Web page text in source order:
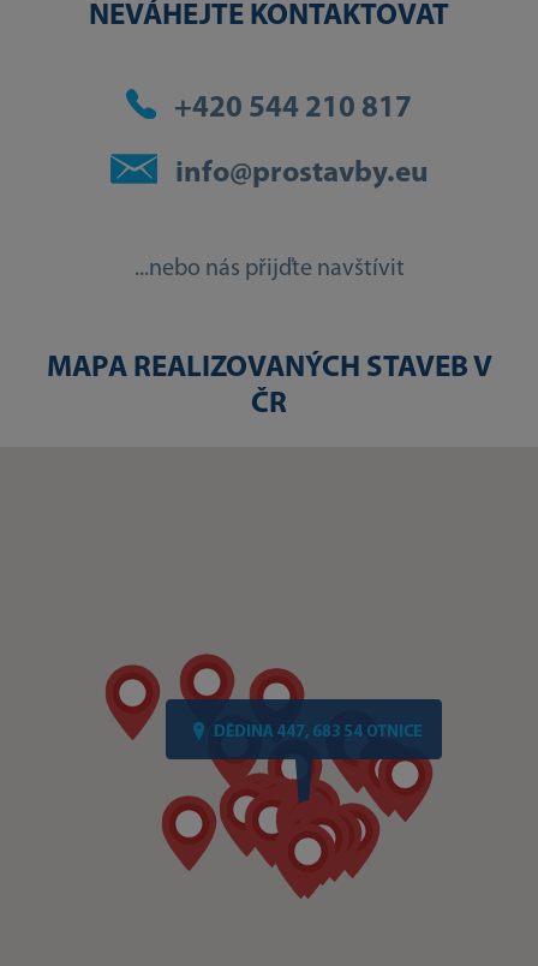
NEVÁHEJTE KONTAKTOVAT
+420 544 210 817
info@prostavby.eu
...nebo nás přijďte navštívit
MAPA REALIZOVANÝCH STAVEB V
ČR